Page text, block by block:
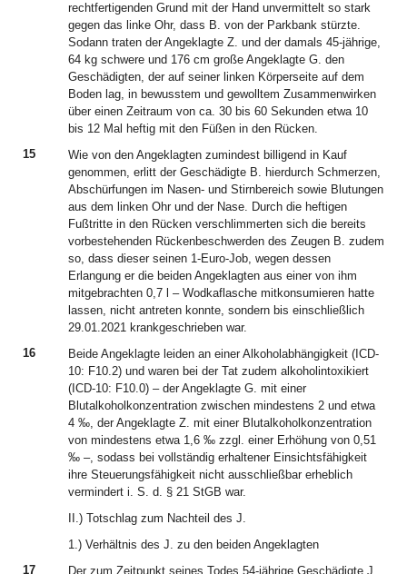
rechtfertigenden Grund mit der Hand unvermittelt so stark
gegen das linke Ohr, dass B. von der Parkbank stürzte.
Sodann traten der Angeklagte Z. und der damals 45-jährige,
64 kg schwere und 176 cm große Angeklagte G. den
Geschädigten, der auf seiner linken Körperseite auf dem
Boden lag, in bewusstem und gewolltem Zusammenwirken
über einen Zeitraum von ca. 30 bis 60 Sekunden etwa 10
bis 12 Mal heftig mit den Füßen in den Rücken.
15
Wie von den Angeklagten zumindest billigend in Kauf
genommen, erlitt der Geschädigte B. hierdurch Schmerzen,
Abschürfungen im Nasen- und Stirnbereich sowie Blutungen
aus dem linken Ohr und der Nase. Durch die heftigen
Fußtritte in den Rücken verschlimmerten sich die bereits
vorbestehenden Rückenbeschwerden des Zeugen B. zudem
so, dass dieser seinen 1-Euro-Job, wegen dessen
Erlangung er die beiden Angeklagten aus einer von ihm
mitgebrachten 0,7 l – Wodkaflasche mitkonsumieren hatte
lassen, nicht antreten konnte, sondern bis einschließlich
29.01.2021 krankgeschrieben war.
16
Beide Angeklagte leiden an einer Alkoholabhängigkeit (ICD-
10: F10.2) und waren bei der Tat zudem alkoholintoxikiert
(ICD-10: F10.0) – der Angeklagte G. mit einer
Blutalkoholkonzentration zwischen mindestens 2 und etwa
4 ‰, der Angeklagte Z. mit einer Blutalkoholkonzentration
von mindestens etwa 1,6 ‰ zzgl. einer Erhöhung von 0,51
‰ –, sodass bei vollständig erhaltener Einsichtsfähigkeit
ihre Steuerungsfähigkeit nicht ausschließbar erheblich
vermindert i. S. d. § 21 StGB war.
II.) Totschlag zum Nachteil des J.
1.) Verhältnis des J. zu den beiden Angeklagten
17
Der zum Zeitpunkt seines Todes 54-jährige Geschädigte J.